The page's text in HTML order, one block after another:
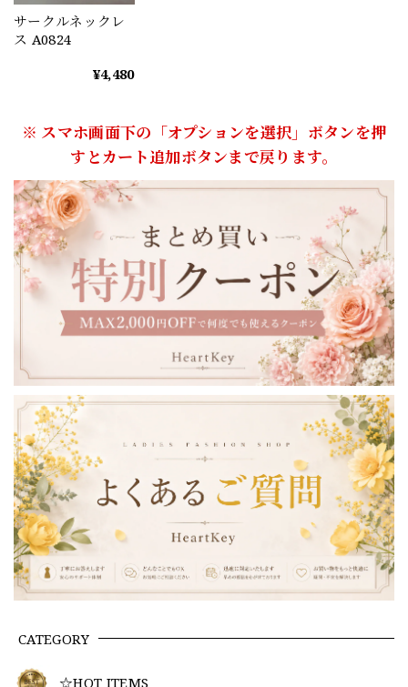
CATEGORY
☆HOT ITEMS
サークルネックレ
ス A0824
¥4,480
※ スマホ画面下の「オプションを選択」ボタンを押
すとカート追加ボタンまで戻ります。